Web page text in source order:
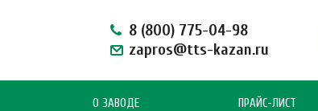
8 (800) 775-04-98
zapros@tts-kazan.ru
О ЗАВОДЕ ПРАЙС-ЛИСТ